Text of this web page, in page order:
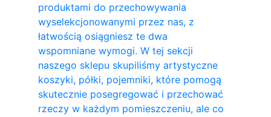
produktami do przechowywania
wyselekcjonowanymi przez nas, z
łatwością osiągniesz te dwa
wspomniane wymogi. W tej sekcji
naszego sklepu skupiliśmy artystyczne
koszyki, półki, pojemniki, które pomogą
skutecznie posegregować i przechować
rzeczy w każdym pomieszczeniu, ale co